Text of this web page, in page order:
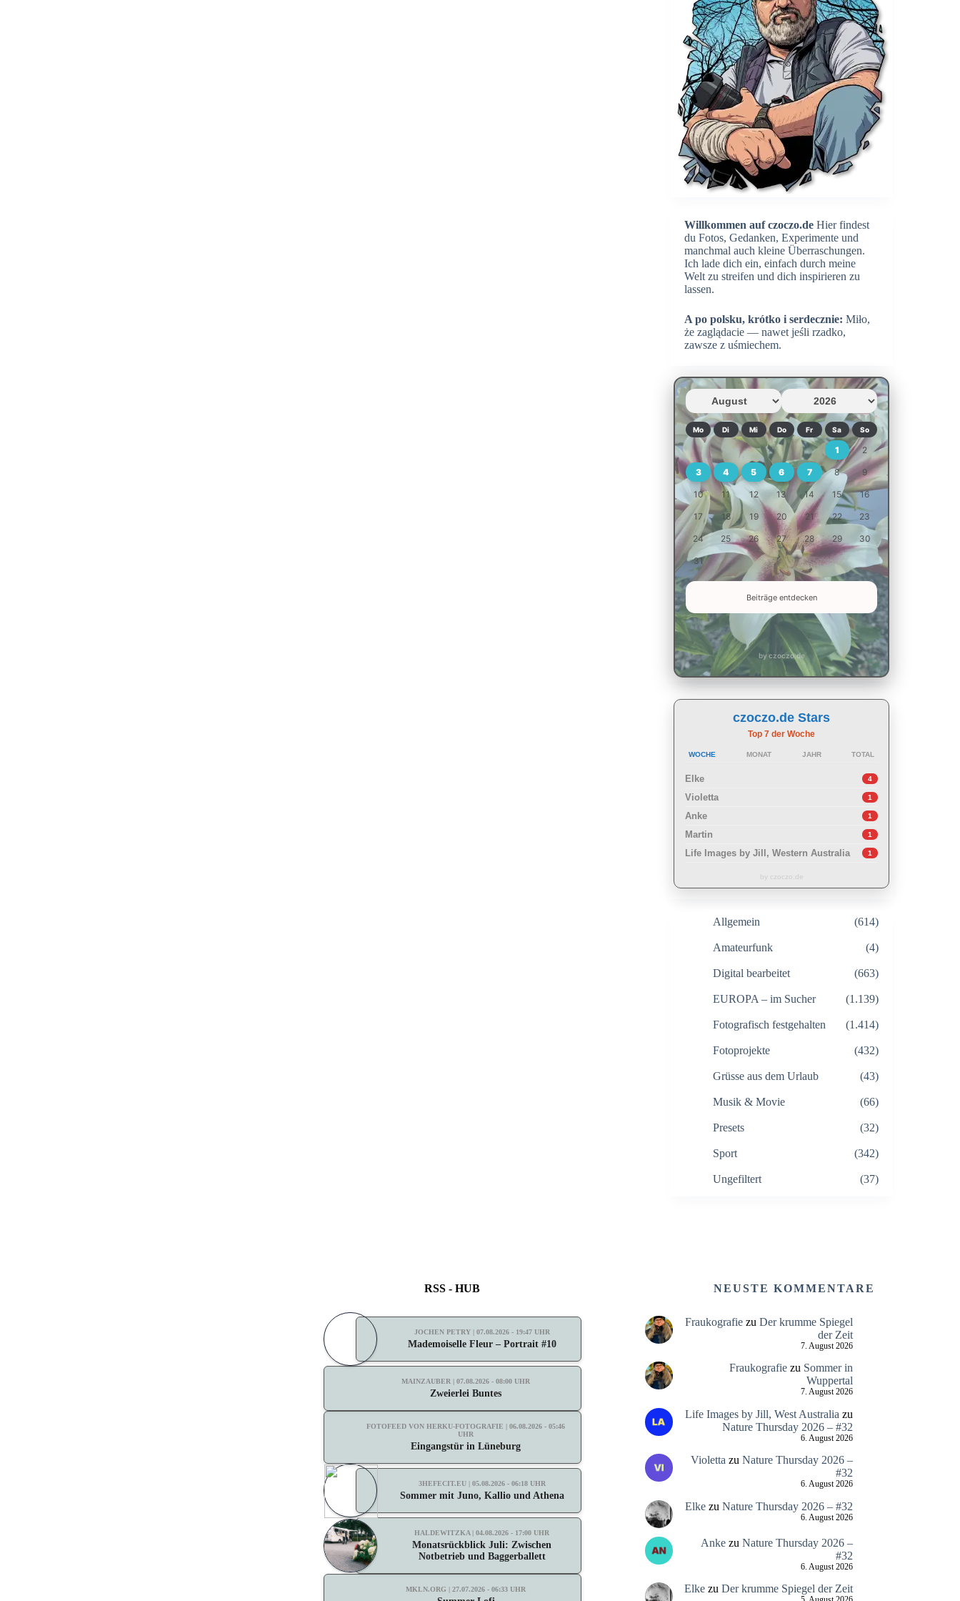
Willkommen auf czoczo.de Hier findest
du Fotos, Gedanken, Experimente und
manchmal auch kleine Überraschungen.
Ich lade dich ein, einfach durch meine
Welt zu streifen und dich inspirieren zu
lassen.
A po polsku, krótko i serdecznie: Miło,
że zaglądacie — nawet jeśli rzadko,
zawsze z uśmiechem.
Mo Di Mi Do Fr Sa So
1 2
3 4 5 6 7 8 9
10 11 12 13 14 15 16
17 18 19 20 21 22 23
24 25 26 27 28 29 30
31
Beiträge entdecken
by czoczo.de
czoczo.de Stars
Top 7 der Woche
WOCHE MONAT JAHR TOTAL
Elke 4
Violetta 1
Anke 1
Martin 1
Life Images by Jill, Western Australia 1
by czoczo.de
Allgemein (614)
Amateurfunk (4)
Digital bearbeitet (663)
EUROPA – im Sucher (1.139)
Fotografisch festgehalten (1.414)
Fotoprojekte (432)
Grüsse aus dem Urlaub (43)
Musik & Movie (66)
Presets (32)
Sport (342)
Ungefiltert (37)
RSS - HUB
JOCHEN PETRY | 07.08.2026 - 19:47 UHR
Mademoiselle Fleur – Portrait #10
MAINZAUBER | 07.08.2026 - 08:00 UHR
Zweierlei Buntes
FOTOFEED VON HERKU-FOTOGRAFIE | 06.08.2026 - 05:46
UHR
Eingangstür in Lüneburg
3HEFECIT.EU | 05.08.2026 - 06:18 UHR
Sommer mit Juno, Kallio und Athena
HALDEWITZKA | 04.08.2026 - 17:00 UHR
Monatsrückblick Juli: Zwischen
Notbetrieb und Baggerballett
MKLN.ORG | 27.07.2026 - 06:33 UHR
NEUSTE KOMMENTARE
Fraukografiezu Der krumme Spiegel
der Zeit
7. August 2026
Fraukografiezu Sommer in
Wuppertal
7. August 2026
Life Images by Jill, West Australia zu
Nature Thursday 2026 – #32
6. August 2026
Violettazu Nature Thursday 2026 –
#32
6. August 2026
Elkezu Nature Thursday 2026 – #32
6. August 2026
Ankezu Nature Thursday 2026 –
#32
6. August 2026
Elkezu Der krumme Spiegel der Zeit